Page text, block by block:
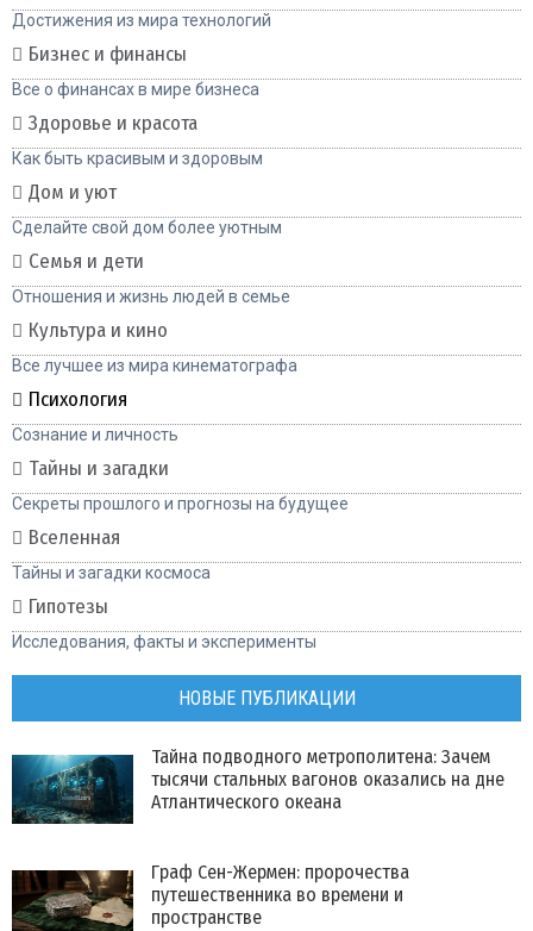
Достижения из мира технологий
Бизнес и финансы
Все о финансах в мире бизнеса
Здоровье и красота
Как быть красивым и здоровым
Дом и уют
Сделайте свой дом более уютным
Семья и дети
Отношения и жизнь людей в семье
Культура и кино
Все лучшее из мира кинематографа
Психология
Сознание и личность
Тайны и загадки
Секреты прошлого и прогнозы на будущее
Вселенная
Тайны и загадки космоса
Гипотезы
Исследования, факты и эксперименты
НОВЫЕ ПУБЛИКАЦИИ
Тайна подводного метрополитена: Зачем
тысячи стальных вагонов оказались на дне
Атлантического океана
Граф Сен-Жермен: пророчества
путешественника во времени и
пространстве